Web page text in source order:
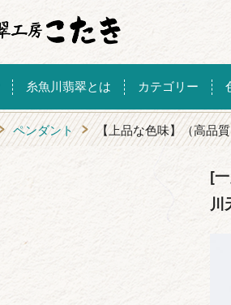
糸魚川翡翠とは カテゴリー
ペンダント 【上品な色味】（高品
[
川